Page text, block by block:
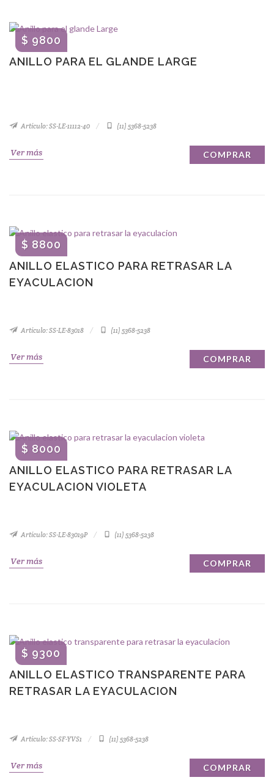
ANILLO PARA EL GLANDE LARGE
$ 9800
Artículo: SS-LE-11112-40 (11) 5368-5238
Ver más COMPRAR
ANILLO ELASTICO PARA RETRASAR LA
EYACULACION
$ 8800
Artículo: SS-LE-83018 (11) 5368-5238
Ver más COMPRAR
ANILLO ELASTICO PARA RETRASAR LA
EYACULACION VIOLETA
$ 8000
Artículo: SS-LE-83019P (11) 5368-5238
Ver más COMPRAR
ANILLO ELASTICO TRANSPARENTE PARA
RETRASAR LA EYACULACION
$ 9300
Artículo: SS-SF-YVS1 (11) 5368-5238
Ver más COMPRAR